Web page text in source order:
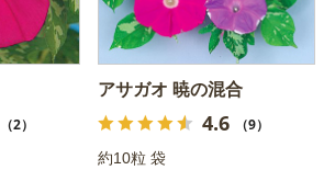
（2）
アサガオ 暁の混合
4.6 （9）
約10粒 袋